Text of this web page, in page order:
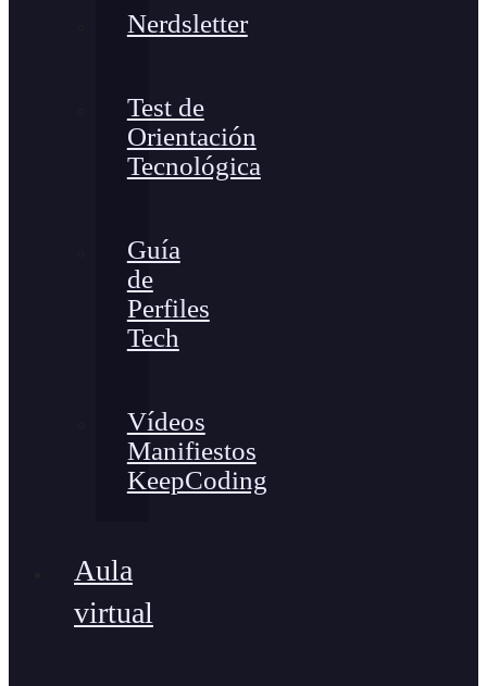
Nerdsletter
Test de
Orientación
Tecnológica
Guía
de
Perfiles
Tech
Vídeos
Manifiestos
KeepCoding
Aula
virtual